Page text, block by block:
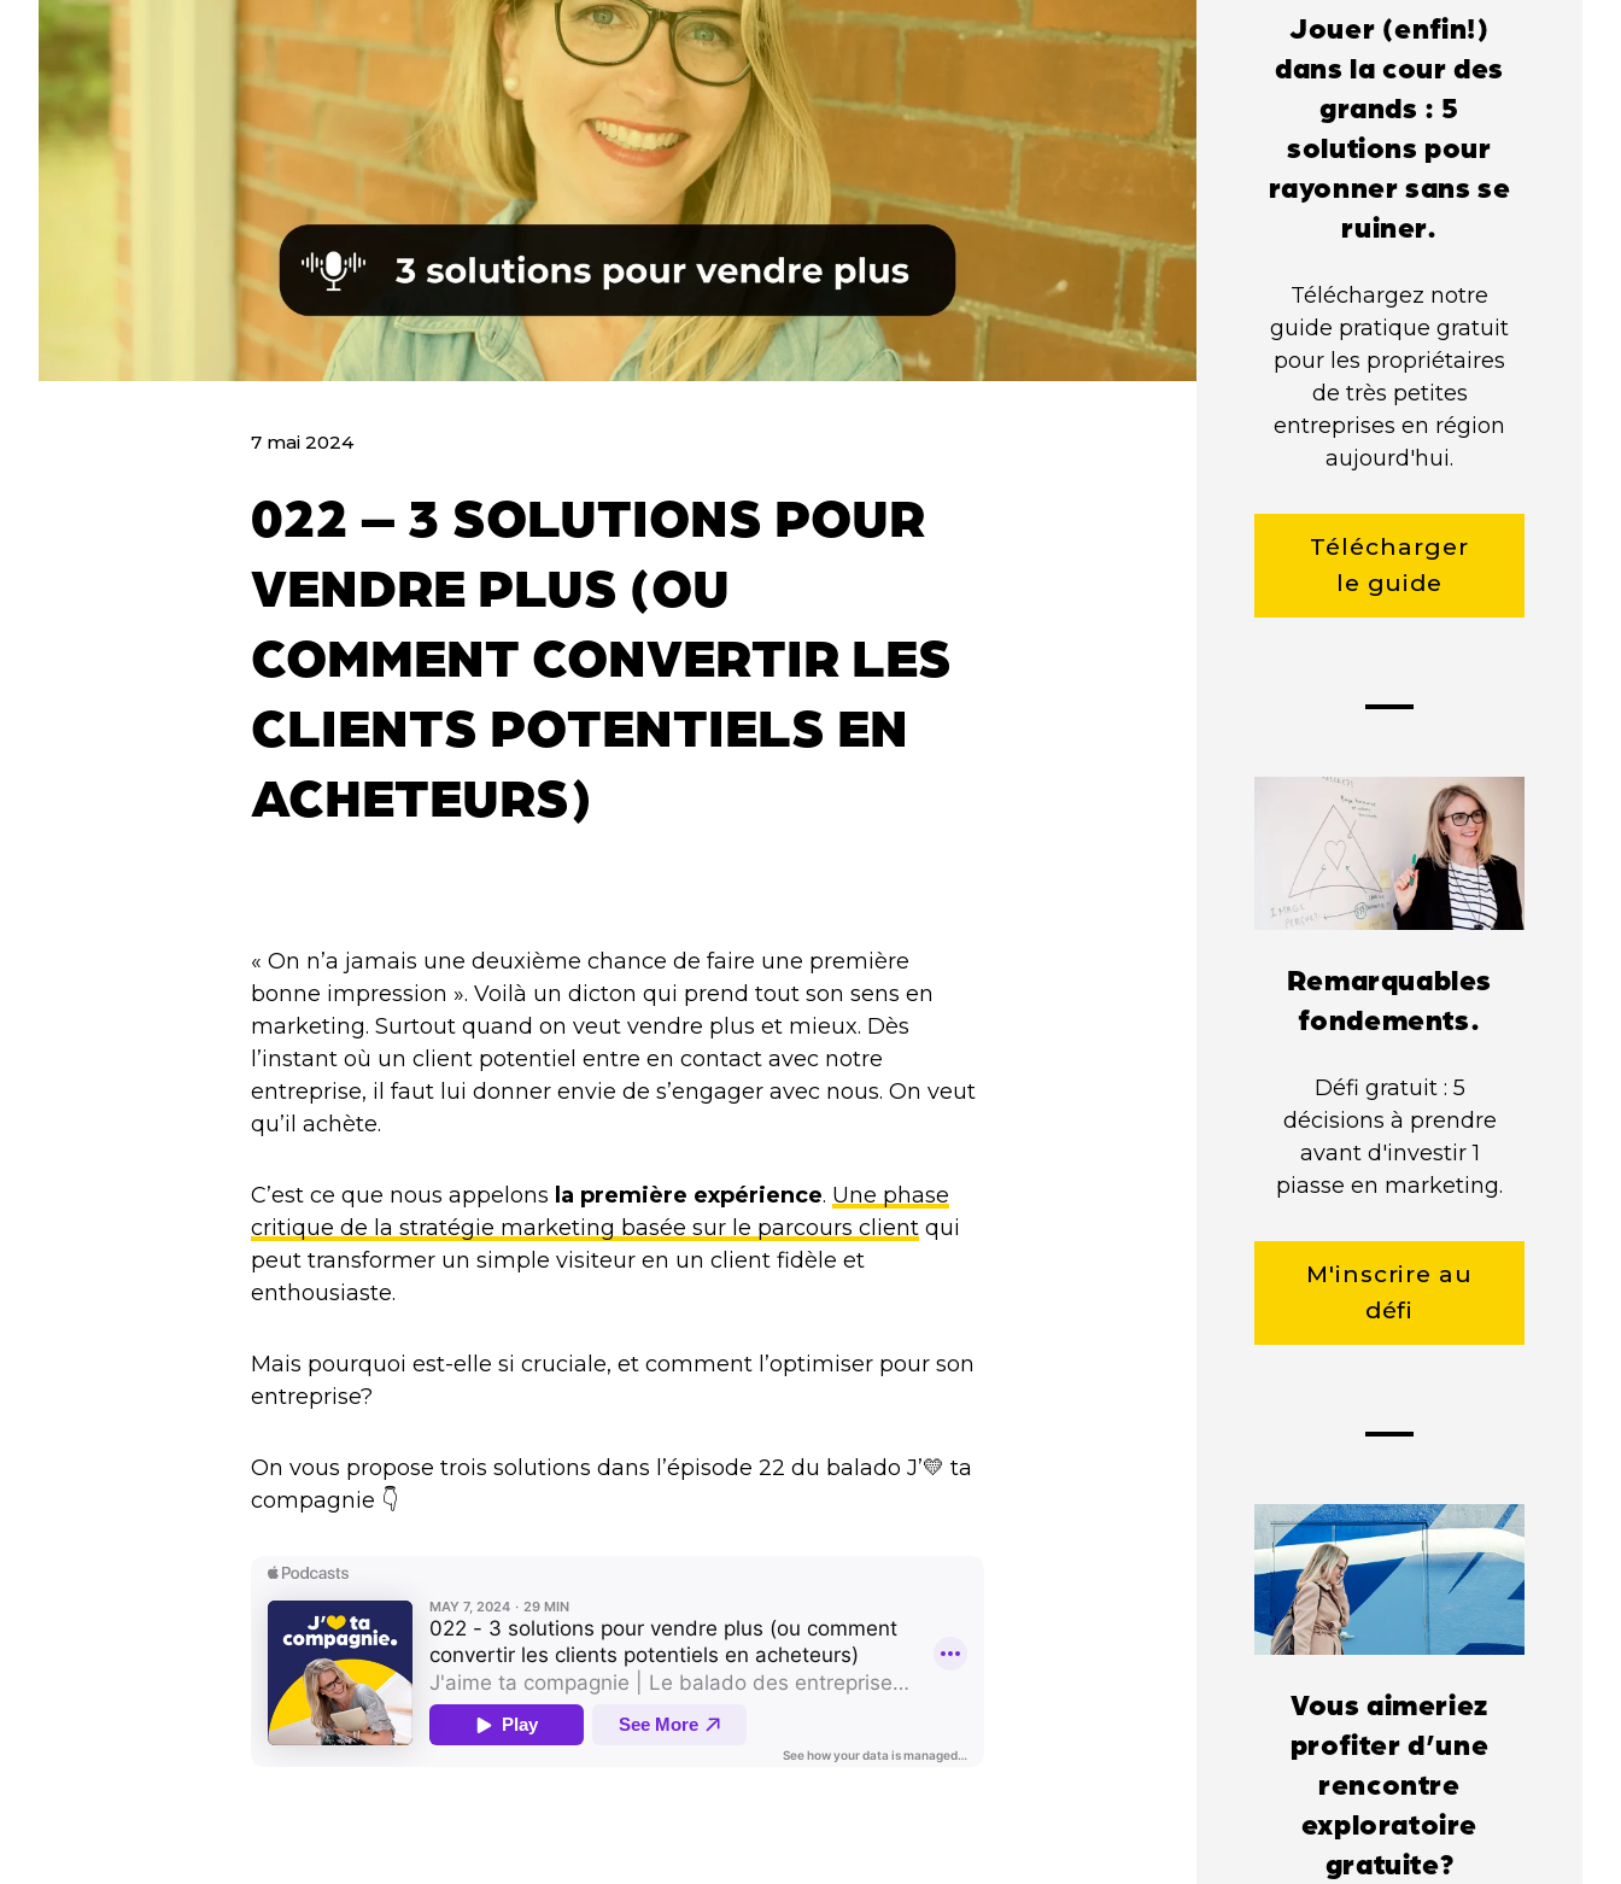
7 mai 2024
022 – 3 SOLUTIONS POUR
VENDRE PLUS (OU
COMMENT CONVERTIR LES
CLIENTS POTENTIELS EN
ACHETEURS)
« On n’a jamais une deuxième chance de faire une première
bonne impression ». Voilà un dicton qui prend tout son sens en
marketing. Surtout quand on veut vendre plus et mieux. Dès
l’instant où un client potentiel entre en contact avec notre
entreprise, il faut lui donner envie de s’engager avec nous. On veut
qu’il achète.
C’est ce que nous appelons la première expérience. Une phase
critique de la stratégie marketing basée sur le parcours client qui
peut transformer un simple visiteur en un client fidèle et
enthousiaste.
Mais pourquoi est-elle si cruciale, et comment l’optimiser pour son
entreprise?
On vous propose trois solutions dans l’épisode 22 du balado J’💛 ta
compagnie 👇
Jouer (enfin!)
dans la cour des
grands : 5
solutions pour
rayonner sans se
ruiner.
Téléchargez notre
guide pratique gratuit
pour les propriétaires
de très petites
entreprises en région
aujourd'hui.
Télécharger
le guide
Remarquables
fondements.
Défi gratuit : 5
décisions à prendre
avant d'investir 1
piasse en marketing.
M'inscrire au
défi
Vous aimeriez
profiter d’une
rencontre
exploratoire
gratuite?